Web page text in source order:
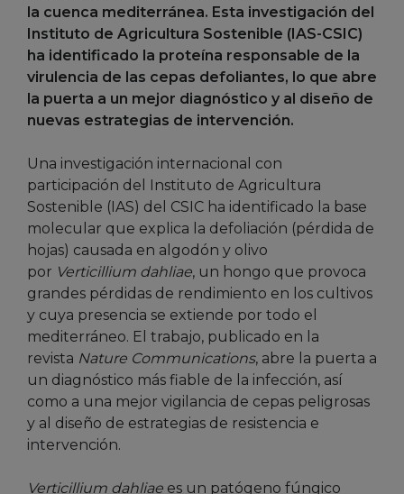
la cuenca mediterránea. Esta investigación del
Instituto de Agricultura Sostenible (IAS-CSIC)
ha identificado la proteína responsable de la
virulencia de las cepas defoliantes, lo que abre
la puerta a un mejor diagnóstico y al diseño de
nuevas estrategias de intervención.
Una investigación internacional con
participación del Instituto de Agricultura
Sostenible (IAS) del CSIC ha identificado la base
molecular que explica la defoliación (pérdida de
hojas) causada en algodón y olivo
por Verticillium dahliae, un hongo que provoca
grandes pérdidas de rendimiento en los cultivos
y cuya presencia se extiende por todo el
mediterráneo. El trabajo, publicado en la
revista Nature Communications, abre la puerta a
un diagnóstico más fiable de la infección, así
como a una mejor vigilancia de cepas peligrosas
y al diseño de estrategias de resistencia e
intervención.
Verticillium dahliae es un patógeno fúngico